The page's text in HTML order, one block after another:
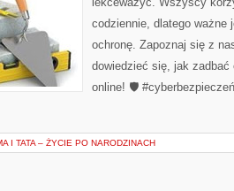
codziennie, dlatego ważne
ochronę. Zapoznaj się z
dowiedzieć się, jak
online! 🛡️
I TATA – ŻYCIE PO NARODZINACH